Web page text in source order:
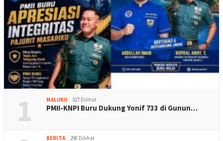
1 MALUKU 327 Dilihat
PMII-KNPI Buru Dukung Yonif 733 di Gunun…
BERITA 298 Dilihat